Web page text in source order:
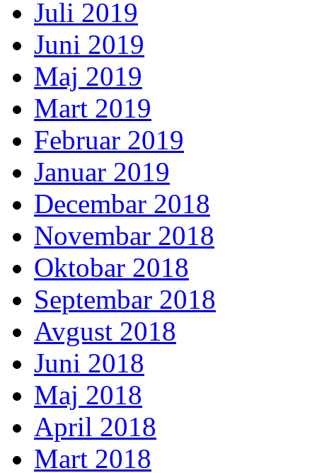
Juli 2019
Juni 2019
Maj 2019
Mart 2019
Februar 2019
Januar 2019
Decembar 2018
Novembar 2018
Oktobar 2018
Septembar 2018
Avgust 2018
Juni 2018
Maj 2018
April 2018
Mart 2018